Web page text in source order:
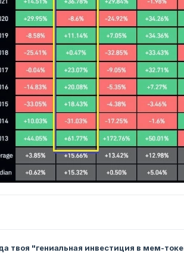
твоя "гениальная инвестиция в мем-